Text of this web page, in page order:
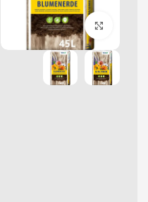
برای بزرگنمایی کلیک کنید